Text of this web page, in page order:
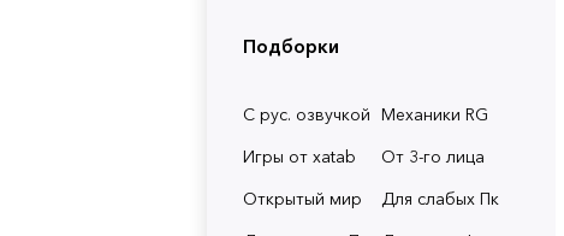
Подборки
С рус. озвучкой Механики RG
Игры от xatab
От 3-го лица
Открытый мир
Для слабых Пк